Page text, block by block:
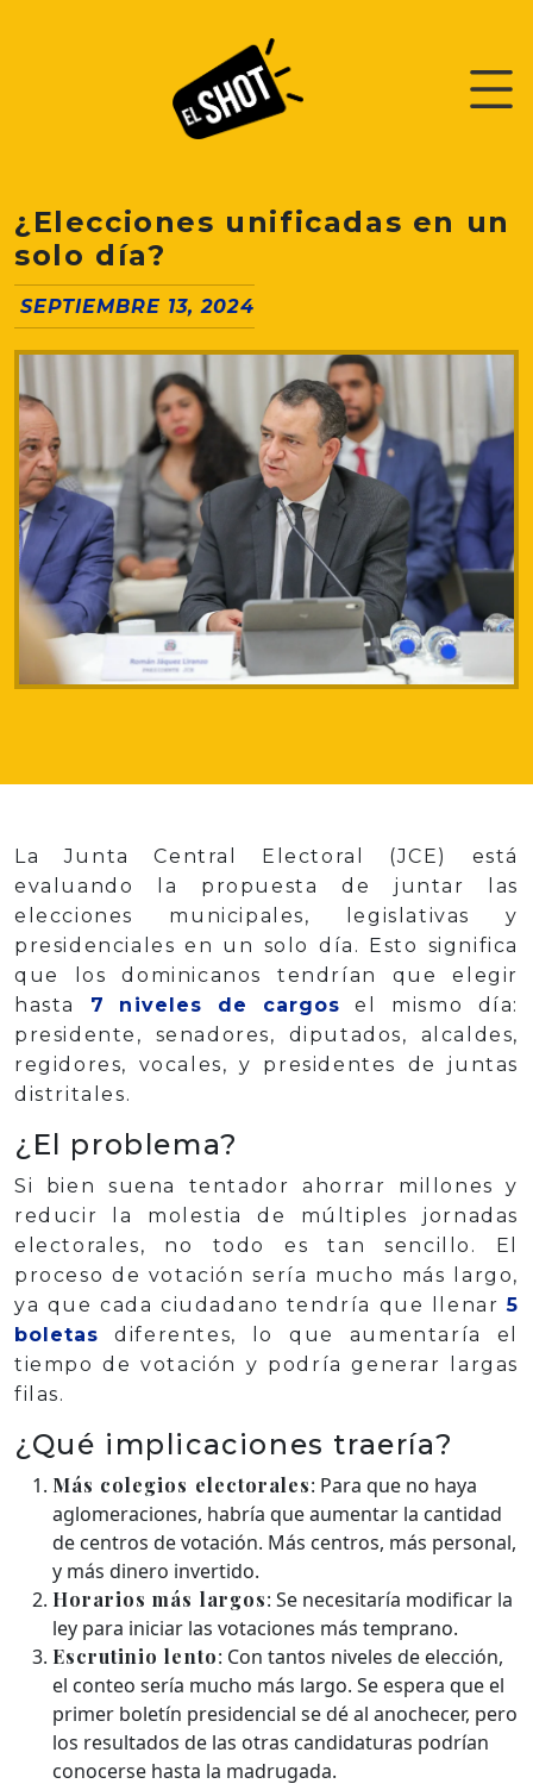
¿Elecciones unificadas en un
solo día?
SEPTIEMBRE 13, 2024
La Junta Central Electoral (JCE) está
evaluando la propuesta de juntar las
elecciones municipales, legislativas y
presidenciales en un solo día. Esto significa
que los dominicanos tendrían que elegir
hasta 7 niveles de cargos el mismo día:
presidente, senadores, diputados, alcaldes,
regidores, vocales, y presidentes de juntas
distritales.
¿El problema?
Si bien suena tentador ahorrar millones y
reducir la molestia de múltiples jornadas
electorales, no todo es tan sencillo. El
proceso de votación sería mucho más largo,
ya que cada ciudadano tendría que llenar5
boletas diferentes, lo que aumentaría el
tiempo de votación y podría generar largas
filas.
¿Qué implicaciones traería?
Más colegios electorales: Para que no haya
aglomeraciones, habría que aumentar la cantidad
de centros de votación. Más centros, más personal,
y más dinero invertido.
Horarios más largos: Se necesitaría modificar la
ley para iniciar las votaciones más temprano.
Escrutinio lento: Con tantos niveles de elección,
el conteo sería mucho más largo. Se espera que el
primer boletín presidencial se dé al anochecer, pero
los resultados de las otras candidaturas podrían
conocerse hasta la madrugada.